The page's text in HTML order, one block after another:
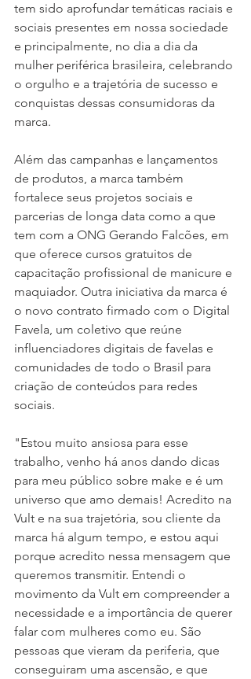
tem sido aprofundar temáticas raciais e
sociais presentes em nossa sociedade
e principalmente, no dia a dia da
mulher periférica brasileira, celebrando
o orgulho e a trajetória de sucesso e
conquistas dessas consumidoras da
marca.
Além das campanhas e lançamentos
de produtos, a marca também
fortalece seus projetos sociais e
parcerias de longa data como a que
tem com a ONG Gerando Falcões, em
que oferece cursos gratuitos de
capacitação profissional de manicure e
maquiador. Outra iniciativa da marca é
o novo contrato firmado com o Digital
Favela, um coletivo que reúne
influenciadores digitais de favelas e
comunidades de todo o Brasil para
criação de conteúdos para redes
sociais.
"Estou muito ansiosa para esse
trabalho, venho há anos dando dicas
para meu público sobre make e é um
universo que amo demais! Acredito na
Vult e na sua trajetória, sou cliente da
marca há algum tempo, e estou aqui
porque acredito nessa mensagem que
queremos transmitir. Entendi o
movimento da Vult em compreender a
necessidade e a importância de querer
falar com mulheres como eu. São
pessoas que vieram da periferia, que
conseguiram uma ascensão, e que